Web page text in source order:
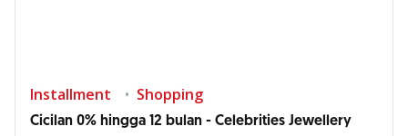
Installment Shopping
Cicilan 0% hingga 12 bulan - Celebrities Jewellery